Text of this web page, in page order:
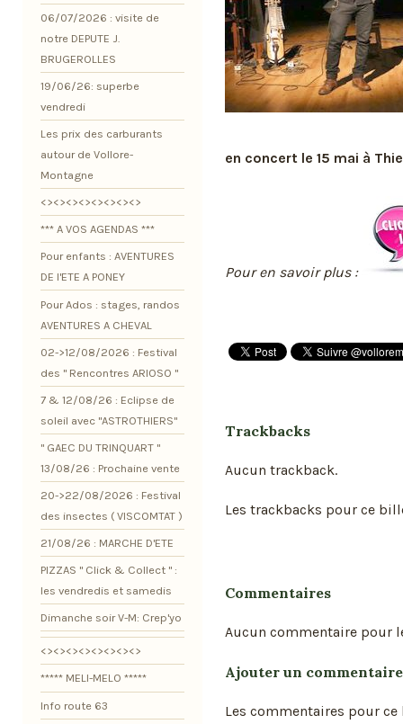
en concert le 15 mai à
Pour en savoir plus :
Trackbacks
Aucun trackback.
Les trackbacks pour ce
Commentaires
Aucun commentaire pour
Ajouter un commentaire
Les commentaires pour
06/07/2026 : visite de
notre DEPUTE J.
BRUGEROLLES
19/06/26: superbe
vendredi
Les prix des carburants
autour de Vollore-
Montagne
<><><><><><><><>
*** A VOS AGENDAS ***
Pour enfants : AVENTURES
DE l'ETE A PONEY
Pour Ados : stages, randos
AVENTURES A CHEVAL
02->12/08/2026 : Festival
des " Rencontres ARIOSO "
7 & 12/08/26 : Eclipse de
soleil avec "ASTROTHIERS"
" GAEC DU TRINQUART "
13/08/26 : Prochaine vente
20->22/08/2026 : Festival
des insectes ( VISCOMTAT )
21/08/26 : MARCHE D'ETE
PIZZAS " Click & Collect " :
les vendredis et samedis
Dimanche soir V-M: Crep'yo
<><><><><><><><>
***** MELI-MELO *****
Info route 63